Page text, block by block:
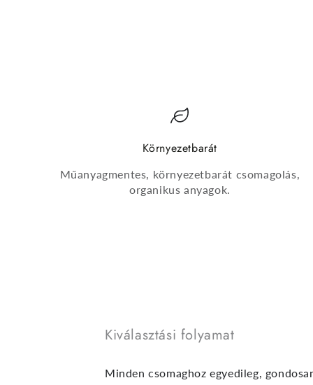
Környezetbarát
Műanyagmentes, környezetbarát csomagolás,
organikus anyagok.
Kiválasztási folyamat
Minden csomaghoz egyedileg,